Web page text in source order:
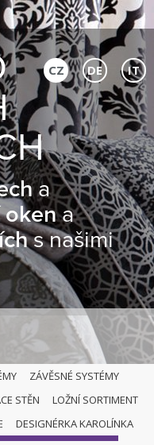
a
okena
s našimi
CZ DE IT
ZÁVĚSNÉ SYSTÉMY
STĚN
LOŽNÍ SORTIMENT
DESIGNÉRKA KAROLÍNKA